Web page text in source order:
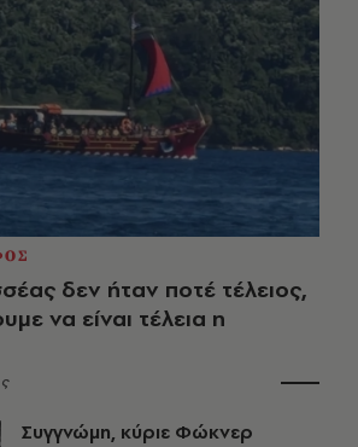
δεν ήταν ποτέ τέλειος,
να είναι τέλεια η
Συγγνώμη, κύριε Φώκνερ